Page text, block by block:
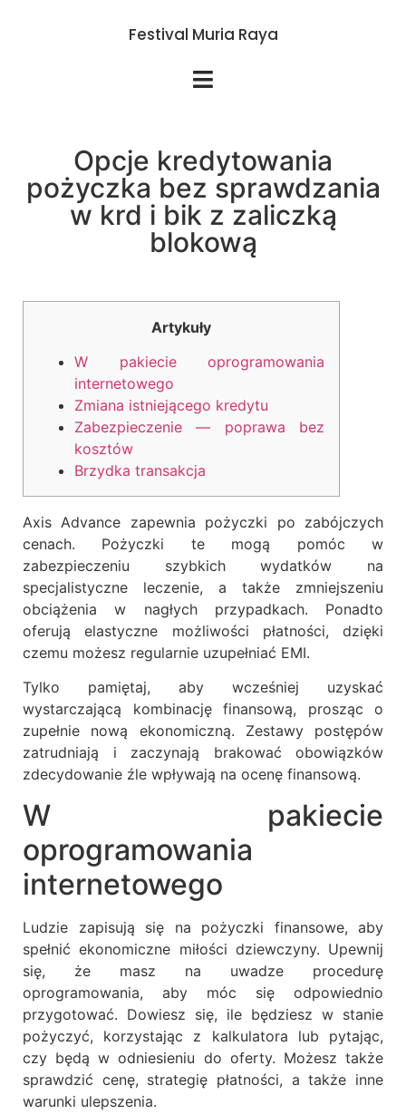
Festival Muria Raya
Opcje kredytowania
pożyczka bez sprawdzania
w krd i bik z zaliczką
blokową
Artykuły
W pakiecie oprogramowania
internetowego
Zmiana istniejącego kredytu
Zabezpieczenie — poprawa bez
kosztów
Brzydka transakcja
Axis Advance zapewnia pożyczki po zabójczych
cenach. Pożyczki te mogą pomóc w
zabezpieczeniu szybkich wydatków na
specjalistyczne leczenie, a także zmniejszeniu
obciążenia w nagłych przypadkach. Ponadto
oferują elastyczne możliwości płatności, dzięki
czemu możesz regularnie uzupełniać EMI.
Tylko pamiętaj, aby wcześniej uzyskać
wystarczającą kombinację finansową, prosząc o
zupełnie nową ekonomiczną. Zestawy postępów
zatrudniają i zaczynają brakować obowiązków
zdecydowanie źle wpływają na ocenę finansową.
W pakiecie
oprogramowania
internetowego
Ludzie zapisują się na pożyczki finansowe, aby
spełnić ekonomiczne miłości dziewczyny. Upewnij
się, że masz na uwadze procedurę
oprogramowania, aby móc się odpowiednio
przygotować. Dowiesz się, ile będziesz w stanie
pożyczyć, korzystając z kalkulatora lub pytając,
czy będą w odniesieniu do oferty. Możesz także
sprawdzić cenę, strategię płatności, a także inne
warunki ulepszenia.